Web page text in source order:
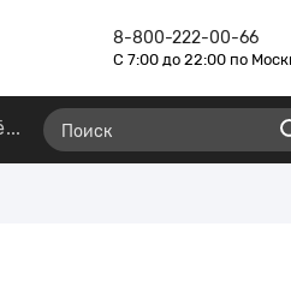
8-800-222-00-66
С 7:00 до 22:00 по